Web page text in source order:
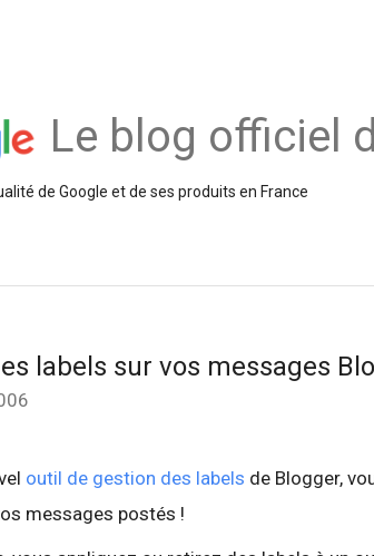
Le blog officiel
de Google et de ses produits en France
labels sur vos messages
outil de gestion des labels de Blogger,
messages postés !